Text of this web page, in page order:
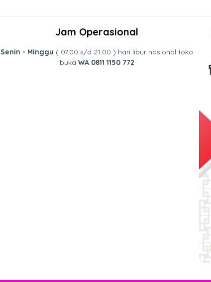
Jam Operasional
Senin - Minggu ( 07.00 s/d 21.00 ) hari libur nasional toko
buka WA 0811 1150 772